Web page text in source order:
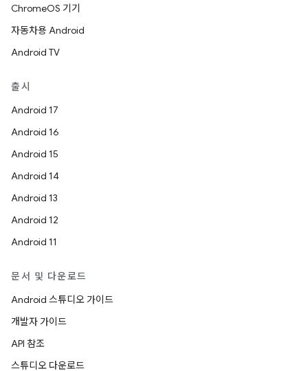
ChromeOS 기기
자동차용 Android
Android TV
출시
Android 17
Android 16
Android 15
Android 14
Android 13
Android 12
Android 11
문서 및 다운로드
Android 스튜디오 가이드
개발자 가이드
API 참조
스튜디오 다운로드